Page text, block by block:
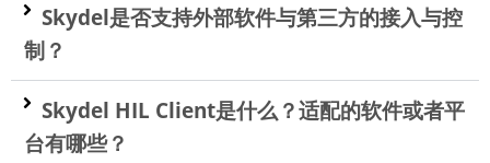
Skydel是否支持外部软件与第三方的接入与控
制？
Skydel HIL Client是什么？适配的软件或者平
台有哪些？